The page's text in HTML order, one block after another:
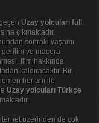
Uzay yolcuları full
çıkmaktadır.
sonraki yaşamı
gerilim ve macera
film hakkında
kaldıracaktır. Bir
her anı ile
Uzay yolcuları Türkçe
üzerinden de çok